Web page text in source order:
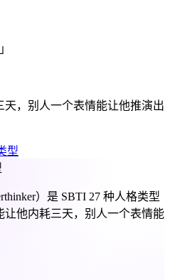
，别人一个表情能让他推演出
型
）是 SBTI 27 种人格类型
他内耗三天，别人一个表情能